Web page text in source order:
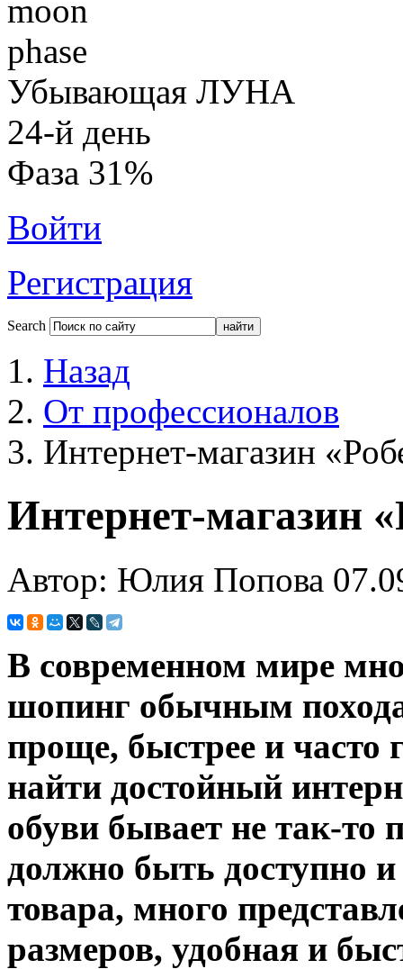
Убывающая ЛУНА
24-й день
Фаза 31%
Войти
Регистрация
Search
Назад
От профессионалов
Интернет-магазин
Интернет-магазин
Автор: Юлия Попова
В современном мире
шопинг обычным
проще, быстрее и часто
найти достойный
обуви бывает не так-то
должно быть доступно
товара, много
размеров, удобная и